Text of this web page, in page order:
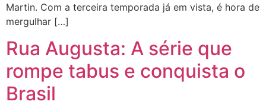
Martin. Com a terceira temporada já em vista, é hora de
mergulhar […]
Rua Augusta: A série que
rompe tabus e conquista o
Brasil